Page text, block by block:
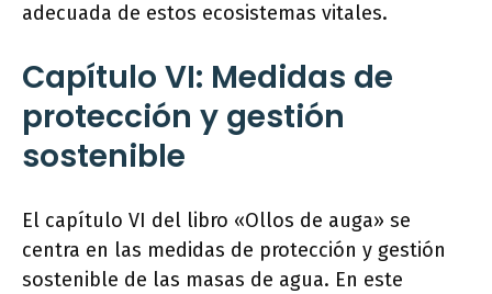
adecuada de estos ecosistemas vitales.
Capítulo VI: Medidas de
protección y gestión
sostenible
El capítulo VI del libro «Ollos de auga» se
centra en las medidas de protección y gestión
sostenible de las masas de agua. En este